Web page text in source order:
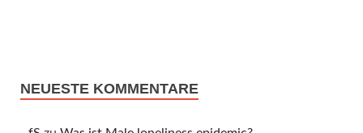
NEUESTE KOMMENTARE